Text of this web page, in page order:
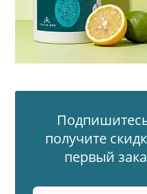
получите
первый